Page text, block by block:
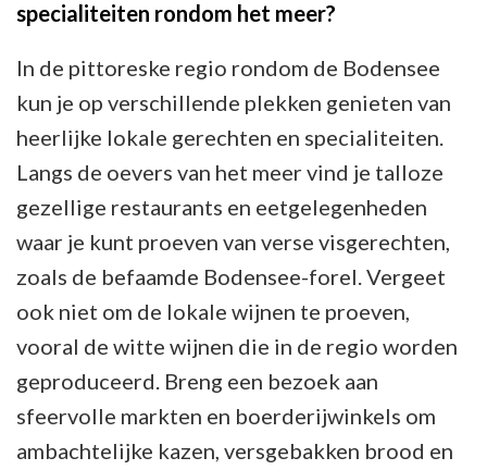
specialiteiten rondom het meer?
In de pittoreske regio rondom de Bodensee
kun je op verschillende plekken genieten van
heerlijke lokale gerechten en specialiteiten.
Langs de oevers van het meer vind je talloze
gezellige restaurants en eetgelegenheden
waar je kunt proeven van verse visgerechten,
zoals de befaamde Bodensee-forel. Vergeet
ook niet om de lokale wijnen te proeven,
vooral de witte wijnen die in de regio worden
geproduceerd. Breng een bezoek aan
sfeervolle markten en boerderijwinkels om
ambachtelijke kazen, versgebakken brood en